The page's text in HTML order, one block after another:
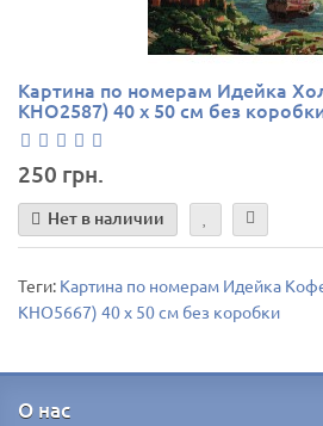
Картина по номерам Идейка
KHO2587) 40 х 50 см без
250 грн.
Нет в наличии
Теги: Картина по номерам Идейка
KHO5667) 40 х 50 см без коробки
О нас